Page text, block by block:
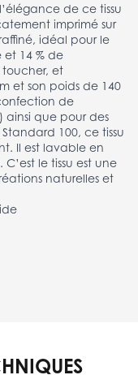
de ce tissu
imprimé sur
idéal pour le
et 14 % de
toucher, et
et son poids de 140
de
ainsi que pour des
100, ce tissu
Il est lavable en
le tissu est une
naturelles et